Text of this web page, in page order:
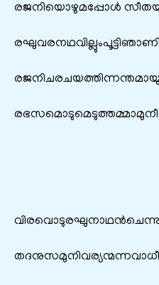
രജനിയൊഴുമപ്പോള്‍